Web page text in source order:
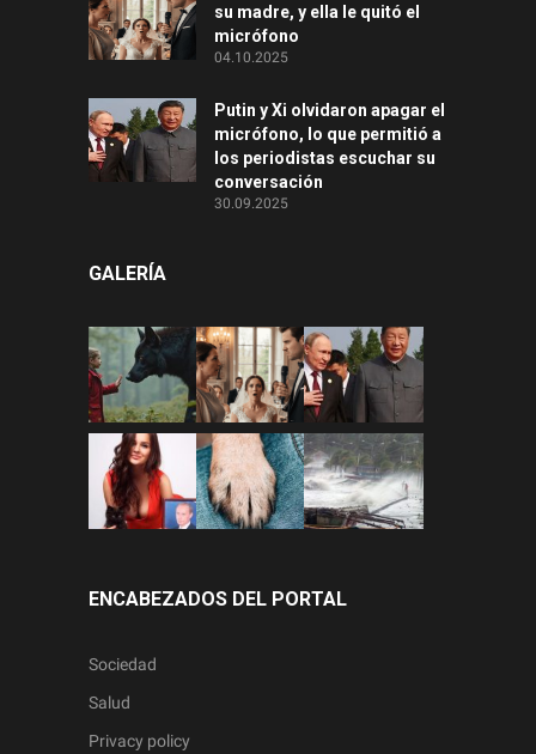
su madre, y ella le quitó el
micrófono
04.10.2025
Putin y Xi olvidaron apagar el
micrófono, lo que permitió a
los periodistas escuchar su
conversación
30.09.2025
GALERÍA
ENCABEZADOS DEL PORTAL
Sociedad
Salud
Privacy policy